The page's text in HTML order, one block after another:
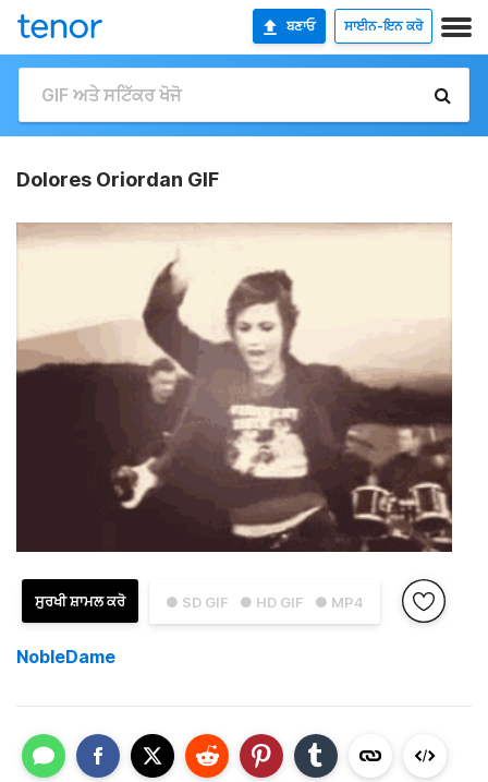
ਬਣਾਓ ਸਾਈਨ-ਇਨ ਕਰੋ
Dolores Oriordan GIF
● SD GIF ● HD GIF ● MP4
ਸੁਰਖੀ ਸ਼ਾਮਲ ਕਰੋ
NobleDame